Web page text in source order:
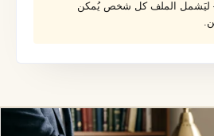
— ليَشمل الملف كل شخص يُمكن